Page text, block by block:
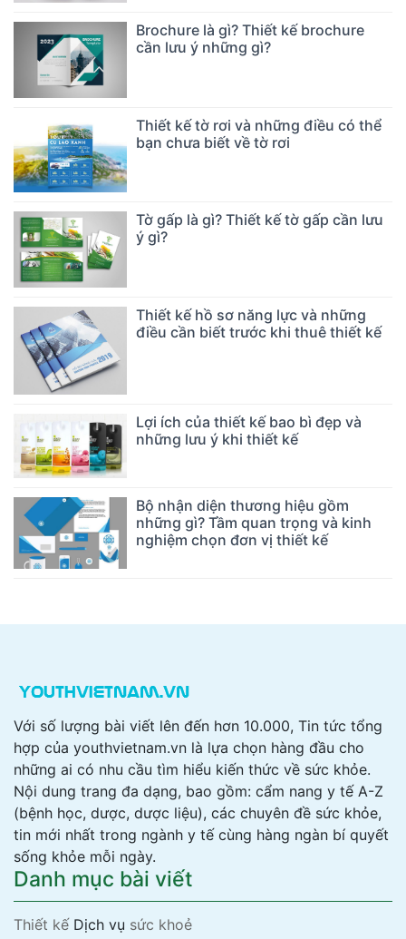
Brochure là gì? Thiết kế brochure
cần lưu ý những gì?
Thiết kế tờ rơi và những điều có thể
bạn chưa biết về tờ rơi
Tờ gấp là gì? Thiết kế tờ gấp cần lưu
ý gì?
Thiết kế hồ sơ năng lực và những
điều cần biết trước khi thuê thiết kế
Lợi ích của thiết kế bao bì đẹp và
những lưu ý khi thiết kế
Bộ nhận diện thương hiệu gồm
những gì? Tầm quan trọng và kinh
nghiệm chọn đơn vị thiết kế
Với số lượng bài viết lên đến hơn 10.000, Tin tức tổng
hợp của youthvietnam.vn là lựa chọn hàng đầu cho
những ai có nhu cầu tìm hiểu kiến thức về sức khỏe.
Nội dung trang đa dạng, bao gồm: cẩm nang y tế A-Z
(bệnh học, dược, dược liệu), các chuyên đề sức khỏe,
tin mới nhất trong ngành y tế cùng hàng ngàn bí quyết
sống khỏe mỗi ngày.
Danh mục bài viết
Thiết kếDịch vụ sức khoẻ